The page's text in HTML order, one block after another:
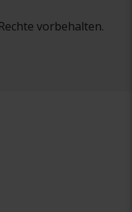
vorbehalten.